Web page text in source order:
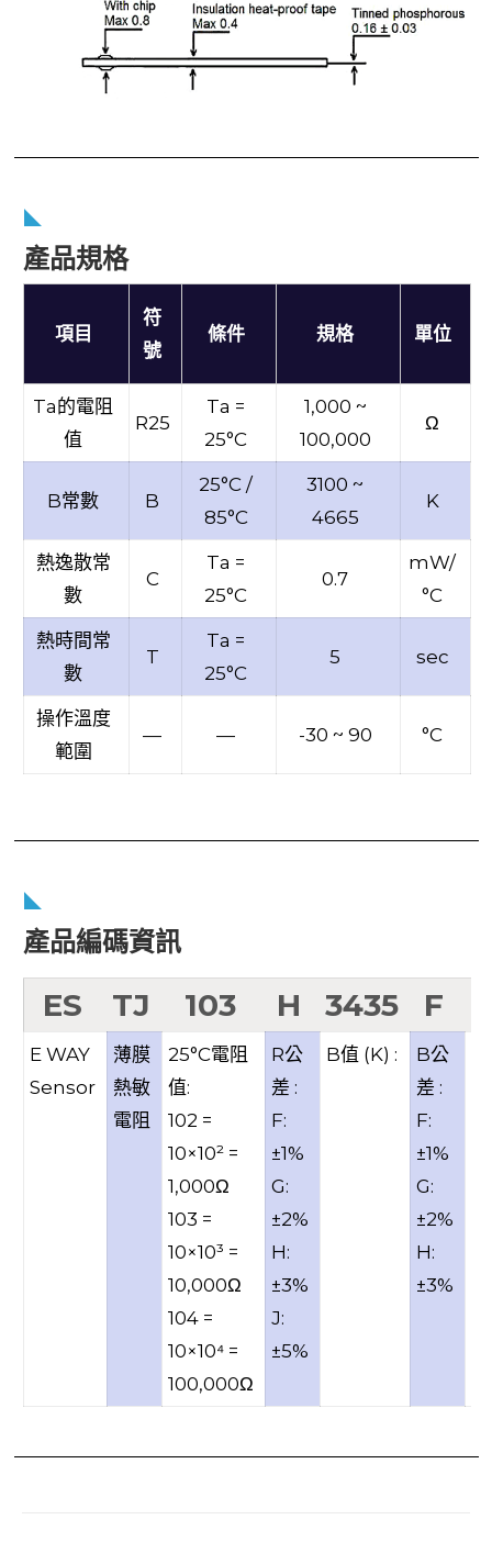
產品規格
項目
符
號
條件 規格 單位
Ta的電阻
值
R25
Ta =
25°C
1,000 ~
100,000
Ω
B常數 B
25°C /
85°C
3100 ~
4665
K
熱逸散常
數
C
Ta =
25°C
0.7
mW/
°C
熱時間常
數
T
Ta =
25°C
5 sec
操作溫度
範圍
— — -30 ~ 90 °C
產品編碼資訊
ES TJ 103 H 3435 F
E WAY
Sensor
薄膜
熱敏
電阻
25°C電阻
值:
102 =
10×10² =
1,000Ω
103 =
10×10³ =
10,000Ω
104 =
10×10⁴ =
100,000Ω
R公
差 :
F:
±1%
G:
±2%
H:
±3%
J:
±5%
B值 (K) :
B公
差 :
F:
±1%
G:
±2%
H:
±3%